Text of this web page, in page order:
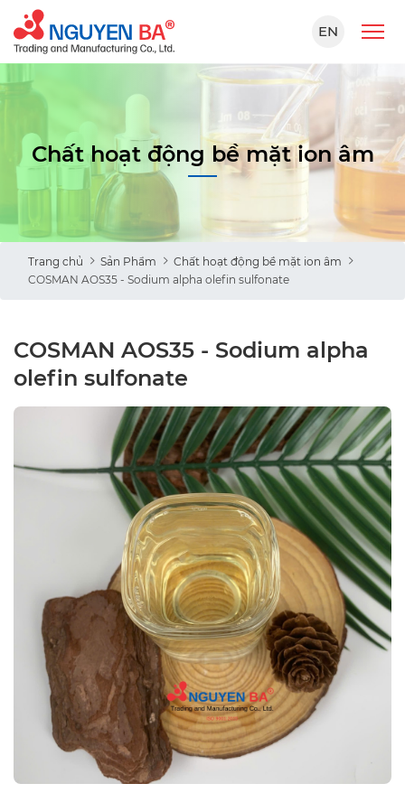
EN
Chất hoạt động bề mặt ion âm
Trang chủ Sản Phẩm
Chất hoạt động bề mặt ion âm
COSMAN AOS35 - Sodium alpha olefin sulfonate
COSMAN AOS35 - Sodium alpha
olefin sulfonate